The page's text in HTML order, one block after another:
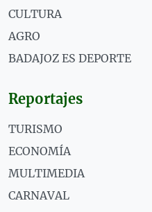
CULTURA
AGRO
BADAJOZ ES DEPORTE
Reportajes
TURISMO
ECONOMÍA
MULTIMEDIA
CARNAVAL